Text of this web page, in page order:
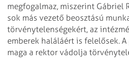
megfogalmaz, miszerint Gábriel
sok más vezető beosztású
törvénytelenségekért, az
emberek haláláért is felelősek. A
maga a rektor vádolja